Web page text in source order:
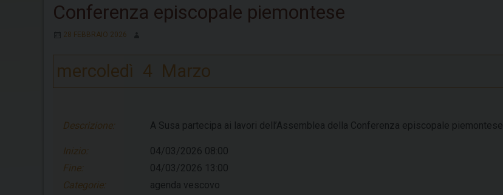
Conferenza episcopale piemontese
28 FEBBRAIO 2026
mercoledì 4 Marzo
Descrizione: A Susa partecipa ai lavori dell’Assemblea della Conferenza episcopale piemontese
Inizio:
04/03/2026 08:00
Fine:
04/03/2026 13:00
Categorie:
agenda vescovo